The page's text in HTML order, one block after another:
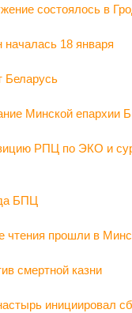
состоялось в
18 января
Беларусь
Минской епархии
РПЦ по ЭКО и
БПЦ
чтения прошли в
смертной казни
инициировал